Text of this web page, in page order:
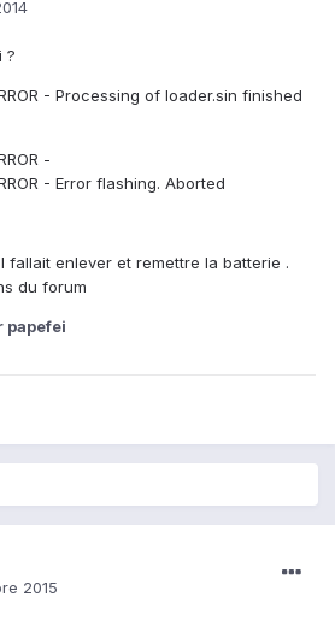
?
- Processing of loader.sin finished
-
- Error flashing. Aborted
fallait enlever et remettre la batterie .
du forum
papefei
2015